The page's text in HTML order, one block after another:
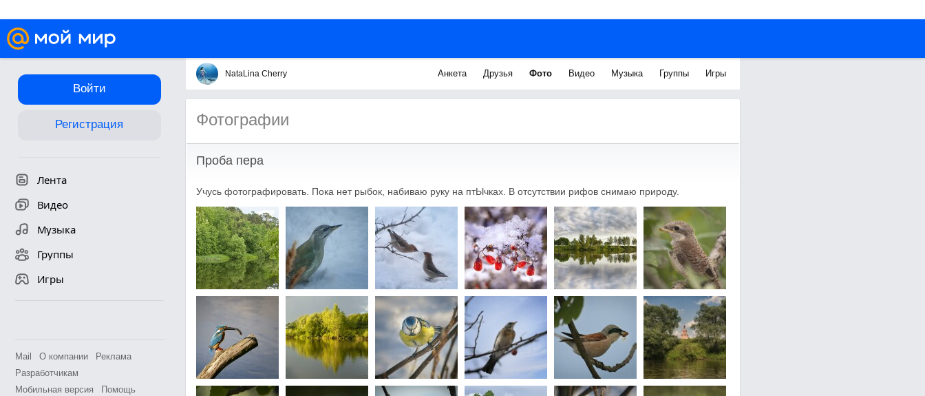
Войти
Регистрация
Лента
Видео
Музыка
Группы
Игры
Mail О компании
Реклама
Разработчикам
Мобильная версия
Помощь
NataLina Cherry Анкета Друзья Фото Видео Музыка Группы Игры
Фотографии
Проба пера
Учусь фотографировать. Пока нет рыбок, набиваю руку на птЫчках. В отсутствии рифов снимаю природу.